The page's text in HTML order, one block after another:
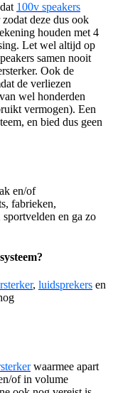
100v speakers
deze dus ook
houden met 4
Let wel altijd op
samen nooit
Ook de
de verliezen
wel honderden
vermogen). Een
en bied dus geen
en/of
fabrieken,
en ga zo
, luidsprekers en
waarmee apart
of in volume